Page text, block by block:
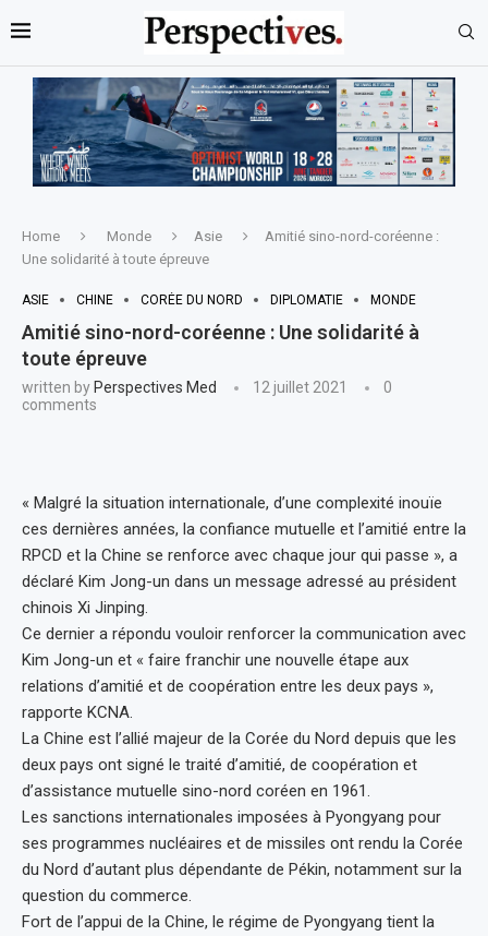
Home Monde Asie
Amitié sino-nord-coréenne :
Une solidarité à toute épreuve
ASIE CHINE CORÉE DU NORD DIPLOMATIE MONDE
Amitié sino-nord-coréenne : Une solidarité à
toute épreuve
written by Perspectives Med 12 juillet 2021
0
comments
« Malgré la situation internationale, d’une complexité inouïe
ces dernières années, la confiance mutuelle et l’amitié entre la
RPCD et la Chine se renforce avec chaque jour qui passe », a
déclaré Kim Jong-un dans un message adressé au président
chinois Xi Jinping.
Ce dernier a répondu vouloir renforcer la communication avec
Kim Jong-un et « faire franchir une nouvelle étape aux
relations d’amitié et de coopération entre les deux pays »,
rapporte KCNA.
La Chine est l’allié majeur de la Corée du Nord depuis que les
deux pays ont signé le traité d’amitié, de coopération et
d’assistance mutuelle sino-nord coréen en 1961.
Les sanctions internationales imposées à Pyongyang pour
ses programmes nucléaires et de missiles ont rendu la Corée
du Nord d’autant plus dépendante de Pékin, notamment sur la
question du commerce.
Fort de l’appui de la Chine, le régime de Pyongyang tient la